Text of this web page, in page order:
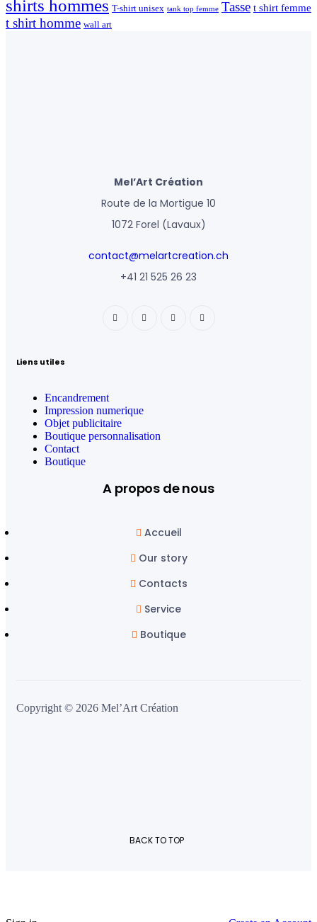
shirts hommes T-shirt unisex tank top femme Tasse t shirt femme
t shirt homme wall art
Mel’Art Création
Route de la Mortigue 10
1072 Forel (Lavaux)
contact@melartcreation.ch
+41 21 525 26 23
Liens utiles
Encandrement
Impression numerique
Objet publicitaire
Boutique personnalisation
Contact
Boutique
A propos de nous
Accueil
Our story
Contacts
Service
Boutique
Copyright © 2026 Mel’Art Création
BACK TO TOP